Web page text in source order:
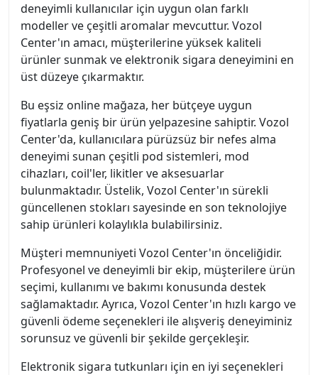
deneyimli kullanıcılar için uygun olan farklı
modeller ve çeşitli aromalar mevcuttur. Vozol
Center'ın amacı, müşterilerine yüksek kaliteli
ürünler sunmak ve elektronik sigara deneyimini en
üst düzeye çıkarmaktır.
Bu eşsiz online mağaza, her bütçeye uygun
fiyatlarla geniş bir ürün yelpazesine sahiptir. Vozol
Center'da, kullanıcılara pürüzsüz bir nefes alma
deneyimi sunan çeşitli pod sistemleri, mod
cihazları, coil'ler, likitler ve aksesuarlar
bulunmaktadır. Üstelik, Vozol Center'ın sürekli
güncellenen stokları sayesinde en son teknolojiye
sahip ürünleri kolaylıkla bulabilirsiniz.
Müşteri memnuniyeti Vozol Center'ın önceliğidir.
Profesyonel ve deneyimli bir ekip, müşterilere ürün
seçimi, kullanımı ve bakımı konusunda destek
sağlamaktadır. Ayrıca, Vozol Center'ın hızlı kargo ve
güvenli ödeme seçenekleri ile alışveriş deneyiminiz
sorunsuz ve güvenli bir şekilde gerçekleşir.
Elektronik sigara tutkunları için en iyi seçenekleri